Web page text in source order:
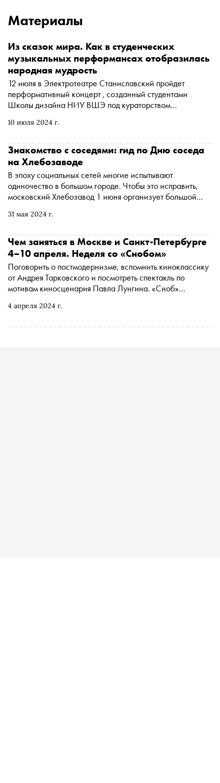
Материалы
10 июля 2024 г.
Из сказок мира. Как в студенческих
музыкальных перформансах отобразилась
народная мудрость
12 июля в Электротеатре Станиславский пройдет
перформативный концерт , созданный студентами
Школы дизайна НИУ ВШЭ под кураторством
Анастасии Нефедовой. Студенты выбрали народные
собственные музыкальные инструменты. «Сноб»
рассказывает, как авторы концерта интерпретируют
сказки из разных частей света
31 мая 2024 г.
Знакомство с соседями: гид по Дню соседа
на Хлебозаводе
В эпоху социальных сетей многие испытывают
одиночество в большом городе. Чтобы это исправить,
московский Хлебозавод 1 июня организует большой
добрососедства. О том, чем заняться на мероприятии, —
4 апреля 2024 г.
Чем заняться в Москве и Санкт-Петербурге
4–10 апреля. Неделя со «Снобом»
Поговорить о постмодернизме, вспомнить киноклассику
от Андрея Тарковского и посмотреть спектакль по
мотивам киносценария Павла Лунгина. «Сноб»
ближайшей неделе